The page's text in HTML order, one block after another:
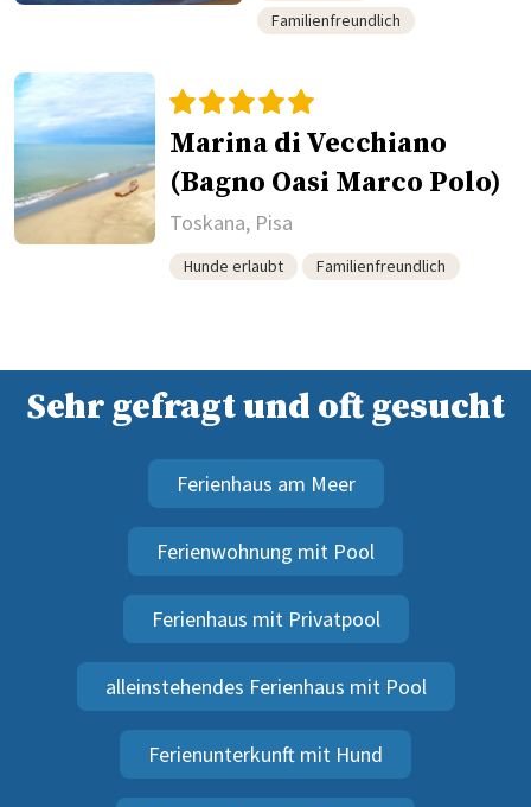
Familienfreundlich
Marina di Vecchiano
(Bagno Oasi Marco Polo)
Toskana, Pisa
Hunde erlaubt Familienfreundlich
Sehr gefragt und oft gesucht
Ferienhaus am Meer
Ferienwohnung mit Pool
Ferienhaus mit Privatpool
alleinstehendes Ferienhaus mit Pool
Ferienunterkunft mit Hund